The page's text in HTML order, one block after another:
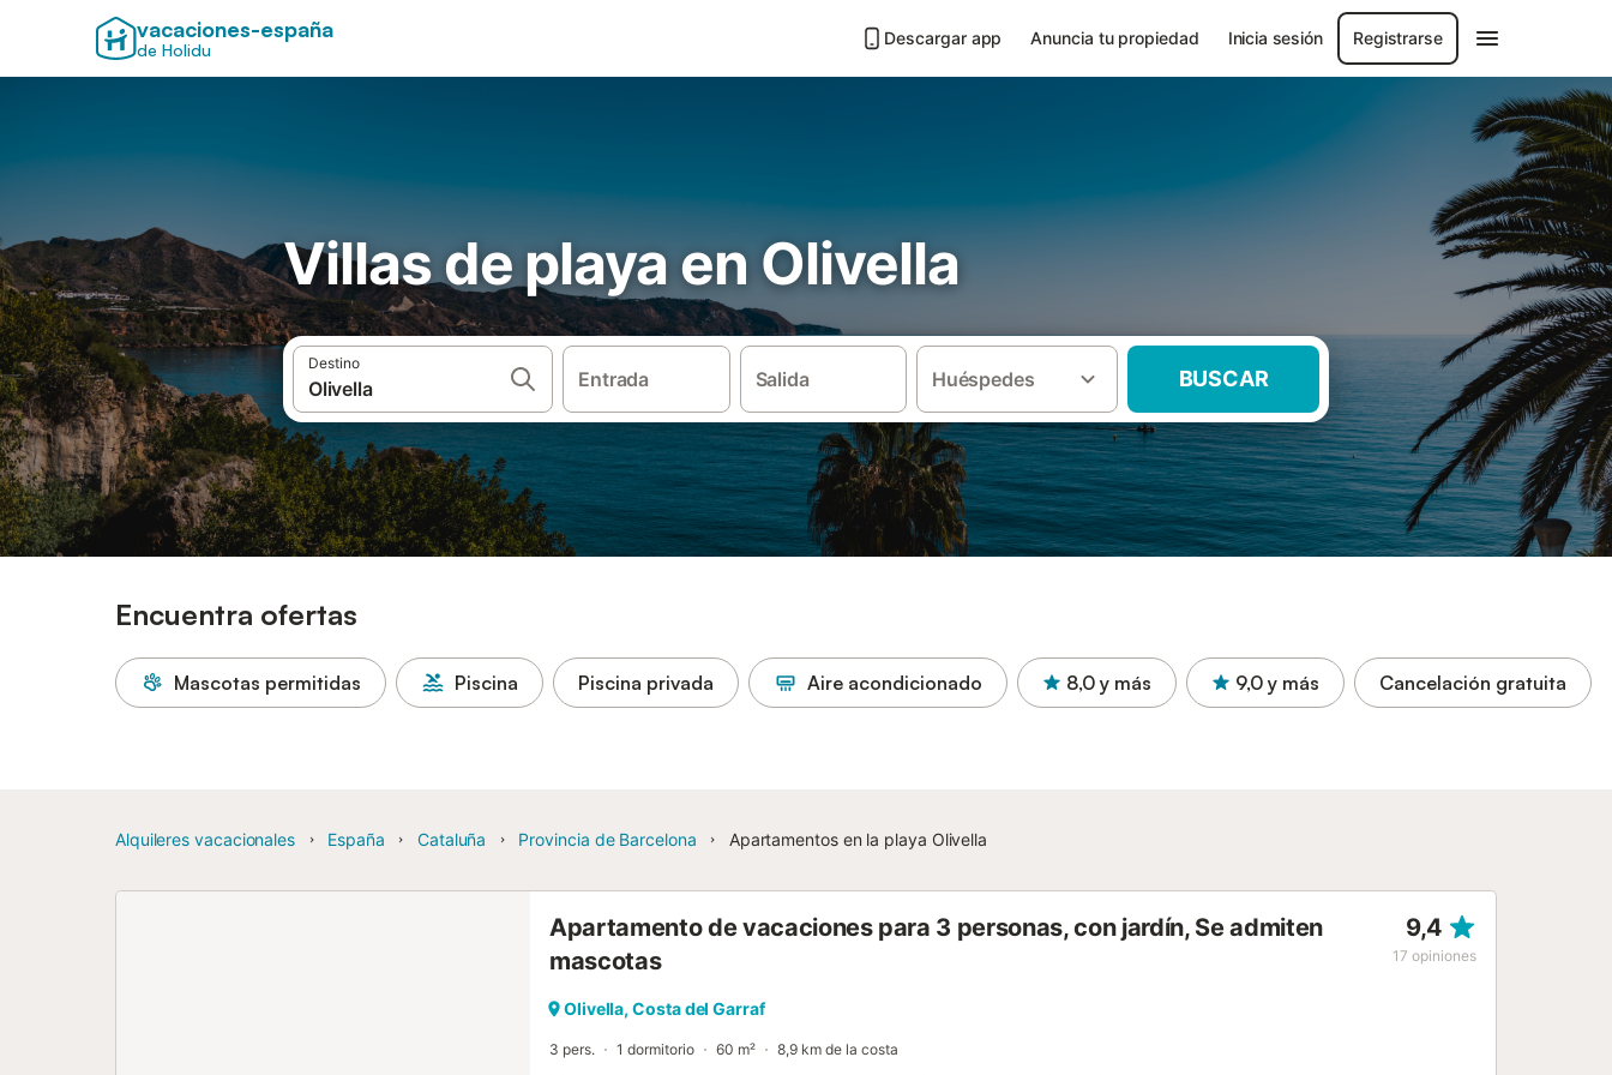
vacaciones-españa
de Holidu
Descargar app Anuncia tu propiedad Inicia sesión Registrarse
Villas de playa en Olivella
Destino
Entrada Salida Huéspedes BUSCAR
Encuentra ofertas
Mascotas permitidas Piscina Piscina privada Aire acondicionado 8,0 y más 9,0 y más Cancelación gratuita
Alquileres vacacionales España Cataluña Provincia de Barcelona Apartamentos en la playa Olivella
Apartamento de vacaciones para 3 personas, con jardín, Se admiten
mascotas
9,4
17 opiniones
Olivella, Costa del Garraf
3 pers. 1 dormitorio 60 m² 8,9 km de la costa